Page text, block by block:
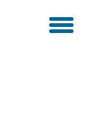
toggle
menu